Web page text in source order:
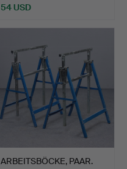
54 USD
ARBEITSBÖCKE, PAAR.